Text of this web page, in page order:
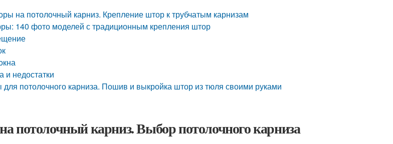
на потолочный карниз. Крепление штор к трубчатым карнизам
140 фото моделей с традиционным крепления штор
недостатки
потолочного карниза. Пошив и выкройка штор из тюля своими руками
потолочный карниз. Выбор потолочного карниза